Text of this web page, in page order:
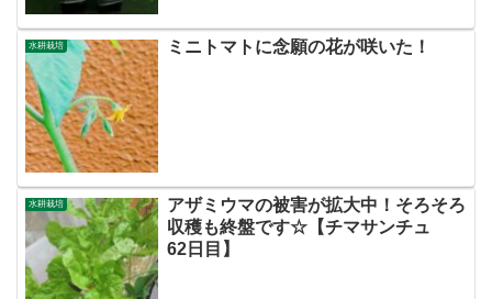
水耕栽培 ミニトマトに念願の花が咲いた！
水耕栽培
アザミウマの被害が拡大中！そろそろ
収穫も終盤です☆【チマサンチュ
62日目】